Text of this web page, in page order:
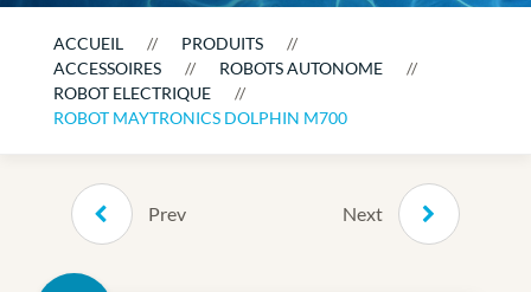
ACCUEIL
PRODUITS
ACCESSOIRES
ROBOTS AUTONOME
ROBOT ELECTRIQUE
ROBOT MAYTRONICS DOLPHIN M700
Prev Next